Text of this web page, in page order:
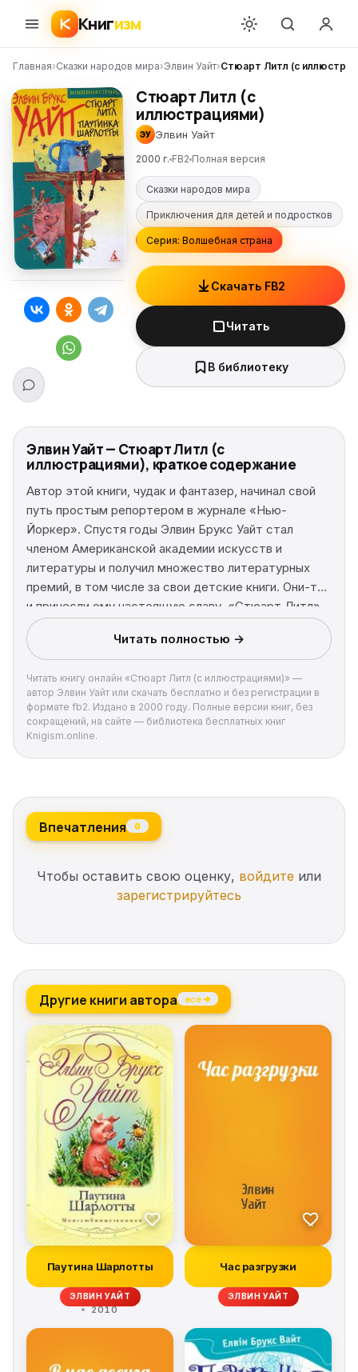
Книгизм
Главная›Сказки народов мира›Элвин Уайт›Стюарт Литл (с
Стюарт Литл (с
иллюстрациями)
ЭУ Элвин Уайт
2000 г. FB2 Полная версия
Сказки народов мира
Приключения для детей и подростков
Серия: Волшебная страна
Скачать FB2
Читать
В библиотеку
Элвин Уайт — Стюарт Литл (с
иллюстрациями), краткое содержание
Автор этой книги, чудак и фантазер, начинал свой
путь простым репортером в журнале «Нью-
Йоркер». Спустя годы Элвин Брукс Уайт стал
членом Американской академии искусств и
литературы и получил множество литературных
премий, в том числе за свои детские книги. Они-то
и принесли ему настоящую славу. «Стюарт Литл»
— самая известная сказочная повесть Э. Б. Уайта. В
ней рассказывается о мышонке, который
умудрился родиться в обыкновенной американской
семье. Это не просто мышонок, а настоящий
джентльмен, воспитанный и доброжелательный.
Несмотря на крошечный рост, он смел,
бесстрашен и всегда готов к приключениям.
Читать полностью →
Читать книгу онлайн «Стюарт Литл (с иллюстрациями)» —
автор Элвин Уайт или скачать бесплатно и без регистрации в
формате fb2. Издано в 2000 году. Полные версии книг, без
сокращений, на сайте — библиотека бесплатных книг
Knigism.online.
Впечатления 0
Чтобы оставить свою оценку, войдите или
зарегистрируйтесь
Другие книги автора все →
Паутина Шарлотты
ЭЛВИН УАЙТ
2010
Час разгрузки
ЭЛВИН УАЙТ